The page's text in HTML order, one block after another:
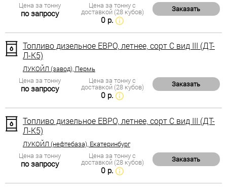
Цена за тонну
по запросу
Цена за тонну с
доставкой (28 кубов)
0 р.
Заказать
Топливо дизельное ЕВРО, летнее, сорт С вид III (ДТ-
Л-К5)
ЛУКОЙЛ (завод), Пермь
Цена за тонну
по запросу
Цена за тонну с
доставкой (28 кубов)
0 р.
Заказать
Топливо дизельное ЕВРО, летнее, сорт С вид III (ДТ-
Л-К5)
ЛУКОЙЛ (нефтебаза), Екатеринбург
Цена за тонну
по запросу
Цена за тонну с
доставкой (28 кубов)
0 р.
Заказать